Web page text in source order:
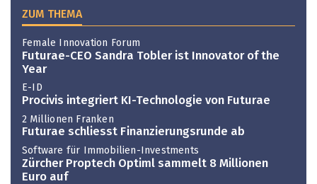
ZUM THEMA
Female Innovation Forum
Futurae-CEO Sandra Tobler ist Innovator of the
Year
E-ID
Procivis integriert KI-Technologie von Futurae
2 Millionen Franken
Futurae schliesst Finanzierungsrunde ab
Software für Immobilien-Investments
Zürcher Proptech Optiml sammelt 8 Millionen
Euro auf